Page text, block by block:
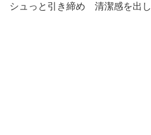
シュっと引き締め 清潔感を出し